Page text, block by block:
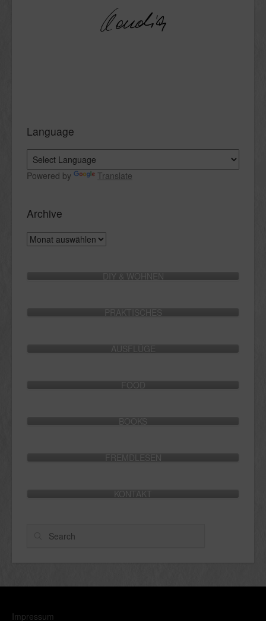
Language
Powered by Translate
Archive
Archive
DIY & WOHNEN
PRAKTISCHES
AUSFLÜGE
FOOD
BOOKS
FREMDLESEN
KONTAKT
Impressum